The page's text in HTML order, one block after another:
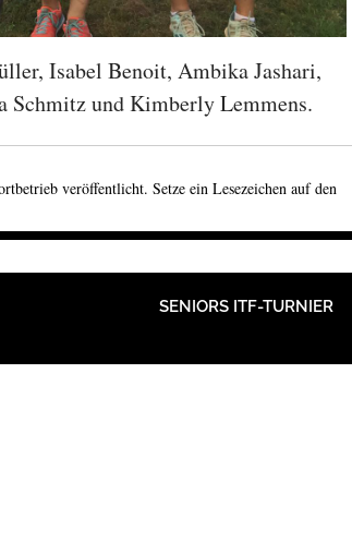
Isabel Benoit, Ambika Jashari,
Schmitz und Kimberly Lemmens.
veröffentlicht. Setze ein Lesezeichen auf den
SENIORS ITF-TURNIER